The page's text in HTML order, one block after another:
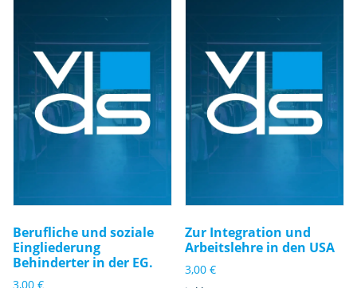
Berufliche und soziale
Eingliederung
Behinderter in der EG.
3,00 €
Zur Integration und
Arbeitslehre in den USA
3,00€